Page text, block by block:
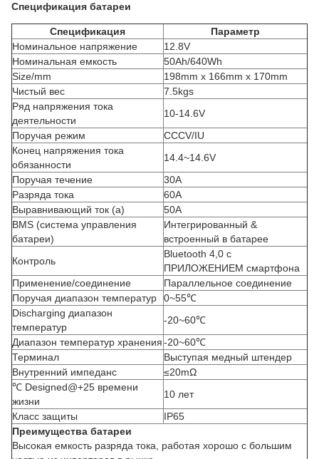
Спецификация батареи
Спецификация
Параметр
Номинальное напряжение
12.8V
Номинальная емкость
50Ah/640Wh
Size/mm
198mm x 166mm x 170mm
Чистый вес
7.5kgs
Ряд напряжения тока
деятельности
10-14.6V
Поручая режим
CCCV/IU
Конец напряжения тока
обязанности
14.4~14.6V
Поручая течение
30A
Разряда тока
60A
Выравнивающий ток (a)
50A
BMS (система управления
батареи)
Интегрированный &
встроенный в батарее
Контроль
Bluetooth 4,0 с
ПРИЛОЖЕНИЕМ смартфона
Применение/соединение
Параллельное соединение
Поручая диапазон температур
0~55℃
Discharging диапазон
температур
-20~60℃
Диапазон температур хранения-20~60℃
Терминал
Выступая медный штендер
Внутренний импеданс
≤20mΩ
℃ Designed@+25 времени
жизни
10 лет
Класс защиты
IP65
Преимущества батареи
Высокая емкость разряда тока, работая хорошо с большим